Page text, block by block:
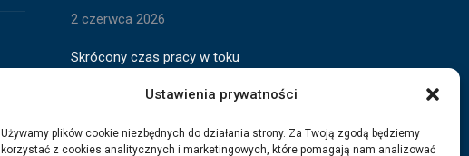
Ustawienia prywatności
Używamy plików cookie niezbędnych do działania strony. Za Twoją zgodą będziemy
korzystać z cookies analitycznych i marketingowych, które pomagają nam analizować
2 czerwca 2026
Skrócony czas pracy w toku
2 czerwca 2026
Wygaszanie pomocy dla Ukraińców